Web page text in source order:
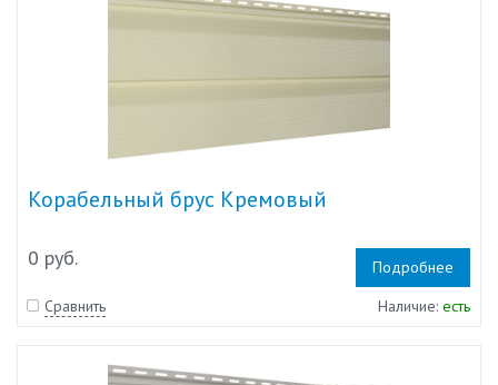
Корабельный брус Кремовый
0 руб.
Подробнее
Сравнить
Наличие: есть